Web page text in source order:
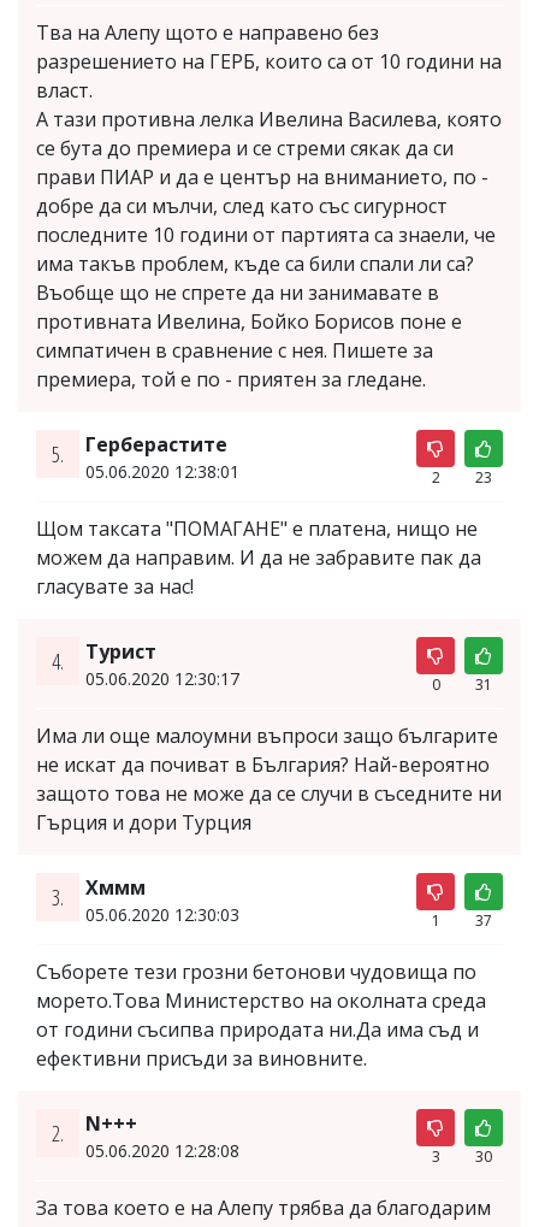
Тва на Алепу щото е направено без
разрешението на ГЕРБ, които са от 10 години на
власт.
А тази противна лелка Ивелина Василева, която
се бута до премиера и се стреми сякак да си
прави ПИАР и да е център на вниманието, по -
добре да си мълчи, след като със сигурност
последните 10 години от партията са знаели, че
има такъв проблем, къде са били спали ли са?
Въобще що не спрете да ни занимавате в
противната Ивелина, Бойко Борисов поне е
симпатичен в сравнение с нея. Пишете за
премиера, той е по - приятен за гледане.
5. Герберастите
05.06.2020 12:38:01 2 23
Щом таксата "ПОМАГАНЕ" е платена, нищо не
можем да направим. И да не забравите пак да
гласувате за нас!
4. Турист
05.06.2020 12:30:17 0 31
Има ли още малоумни въпроси защо българите
не искат да почиват в България? Най-вероятно
защото това не може да се случи в съседните ни
Гърция и дори Турция
3. Хммм
05.06.2020 12:30:03 1 37
Съборете тези грозни бетонови чудовища по
морето.Това Министерство на околната среда
от години съсипва природата ни.Да има съд и
ефективни присъди за виновните.
2. N+++
05.06.2020 12:28:08 3 30
За това което е на Алепу трябва да благодарим